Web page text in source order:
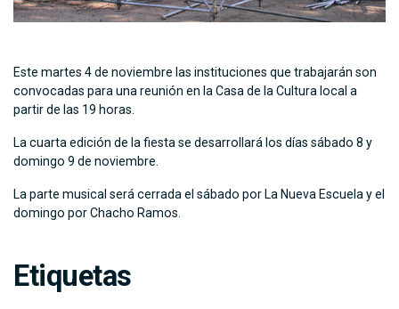
Este martes 4 de noviembre las instituciones que trabajarán son
convocadas para una reunión en la Casa de la Cultura local a
partir de las 19 horas.
La cuarta edición de la fiesta se desarrollará los días sábado 8 y
domingo 9 de noviembre.
La parte musical será cerrada el sábado por La Nueva Escuela y el
domingo por Chacho Ramos.
Etiquetas